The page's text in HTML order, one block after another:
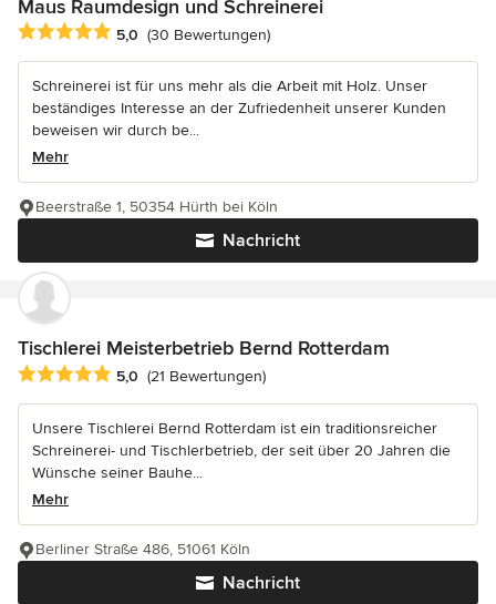
Maus Raumdesign und Schreinerei
Durchschnittliche Bewertung: 5 von 5 Sternen
5,0 (30 Bewertungen)
Schreinerei ist für uns mehr als die Arbeit mit Holz. Unser
beständiges Interesse an der Zufriedenheit unserer Kunden
beweisen wir durch be...
Mehr
Nachricht
Beerstraße 1, 50354 Hürth bei Köln
Tischlerei Meisterbetrieb Bernd Rotterdam
Durchschnittliche Bewertung: 5 von 5 Sternen
5,0 (21 Bewertungen)
Unsere Tischlerei Bernd Rotterdam ist ein traditionsreicher
Schreinerei- und Tischlerbetrieb, der seit über 20 Jahren die
Wünsche seiner Bauhe...
Mehr
Nachricht
Berliner Straße 486, 51061 Köln